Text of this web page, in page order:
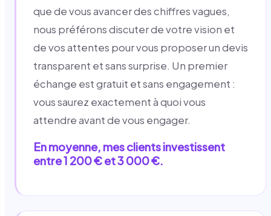
que de vous avancer des chiffres vagues,
nous préférons discuter de votre vision et
de vos attentes pour vous proposer un devis
transparent et sans surprise. Un premier
échange est gratuit et sans engagement :
vous saurez exactement à quoi vous
attendre avant de vous engager.
En moyenne, mes clients investissent
entre 1 200 € et 3 000 €.